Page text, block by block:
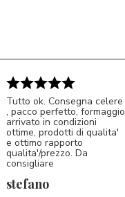
S*
Tutto ok. Consegna celere
, pacco perfetto, formaggio
arrivato in condizioni
ottime, prodotti di qualita'
e ottimo rapporto
qualita'/prezzo. Da
consigliare
stefano